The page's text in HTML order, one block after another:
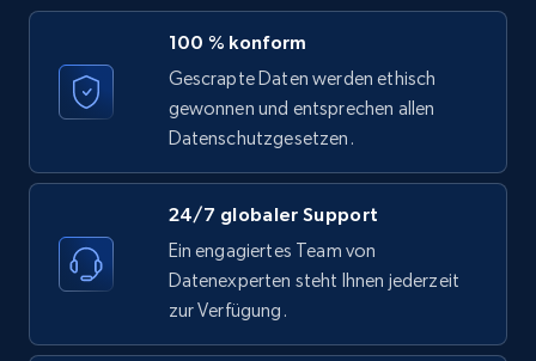
TikTok - Profiles - Discover by search URL
Account id, Nickname, Biography, Awg
Like engagement rate, Bio link, Predicted lang,
and more.
963+
100 % konform
Gescrapte Daten werden ethisch
gewonnen und entsprechen allen
Datenschutzgesetzen.
24/7 globaler Support
Ein engagiertes Team von
Datenexperten steht Ihnen jederzeit
zur Verfügung.